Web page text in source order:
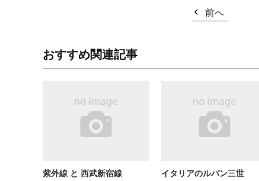
前へ
おすすめ関連記事
紫外線 と 西武新宿線 イタリアのルパン三世